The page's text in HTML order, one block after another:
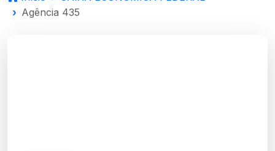
Agência 435